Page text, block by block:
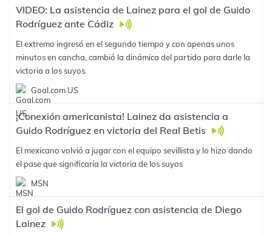
VIDEO: La asistencia de Lainez para el gol de Guido
Rodríguez ante Cádiz
El extremo ingresó en el segundo tiempo y con apenas unos
minutos en cancha, cambió la dinámica del partido para darle la
victoria a los suyos.
Goal.com US
¡Conexión americanista! Lainez da asistencia a
Guido Rodríguez en victoria del Real Betis
El mexicano volvió a jugar con el equipo sevillista y lo hizo dando
el pase que significaría la victoria de los suyos
MSN
El gol de Guido Rodríguez con asistencia de Diego
Lainez